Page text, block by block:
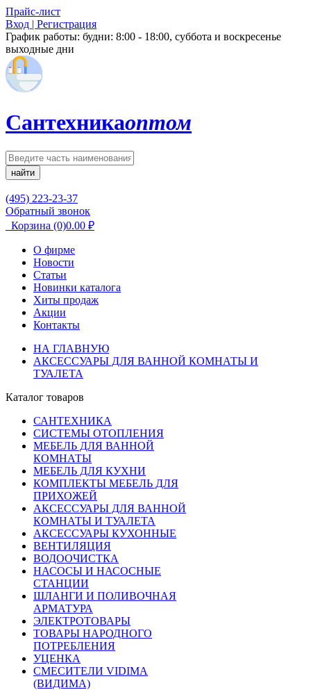
Прайс-лист
Вход | Регистрация
График работы: будни: 8:00 - 18:00, суббота и воскресенье
выходные дни
Сантехникаоптом
найти
(495) 223-23-37
Обратный звонок
Корзина (0)0.00 ₽
О фирме
Новости
Статьи
Новинки каталога
Хиты продаж
Акции
Контакты
НА ГЛАВНУЮ
АКСЕССУАРЫ ДЛЯ ВАННОЙ КОМНАТЫ И
ТУАЛЕТА
Каталог товаров
САНТЕХНИКА
СИСТЕМЫ ОТОПЛЕНИЯ
МЕБЕЛЬ ДЛЯ ВАННОЙ
КОМНАТЫ
МЕБЕЛЬ ДЛЯ КУХНИ
КОМПЛЕКТЫ МЕБЕЛЬ ДЛЯ
ПРИХОЖЕЙ
АКСЕССУАРЫ ДЛЯ ВАННОЙ
КОМНАТЫ И ТУАЛЕТА
АКСЕССУАРЫ КУХОННЫЕ
ВЕНТИЛЯЦИЯ
ВОДООЧИСТКА
НАСОСЫ И НАСОСНЫЕ
СТАНЦИИ
ШЛАНГИ И ПОЛИВОЧНАЯ
АРМАТУРА
ЭЛЕКТРОТОВАРЫ
ТОВАРЫ НАРОДНОГО
ПОТРЕБЛЕНИЯ
УЦЕНКА
СМЕСИТЕЛИ VIDIMA
(ВИДИМА)